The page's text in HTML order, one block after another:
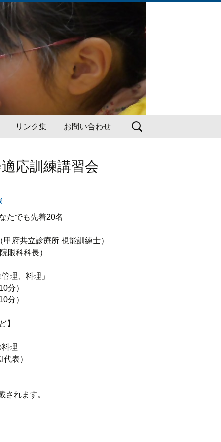
修会・講習
リンク集 お問い合わせ
検
索:
応訓練講習会
たでも先着20名
府共立診療所 視能訓練士）
科科長）
理、料理」
）
）
】
理
）
されます。